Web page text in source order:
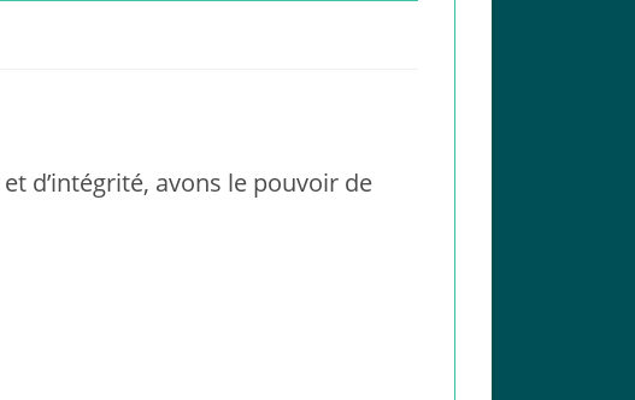
d’intégrité, avons le pouvoir de